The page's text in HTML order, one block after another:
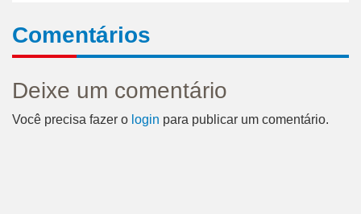
Comentários
Deixe um comentário
Você precisa fazer o login para publicar um comentário.